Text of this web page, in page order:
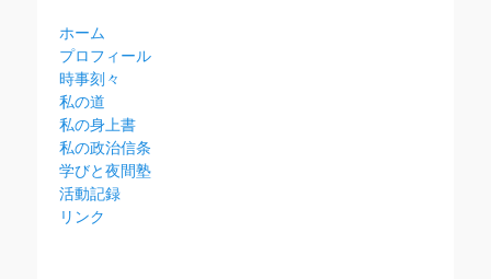
ホーム
プロフィール
時事刻々
私の道
私の身上書
私の政治信条
学びと夜間塾
活動記録
リンク